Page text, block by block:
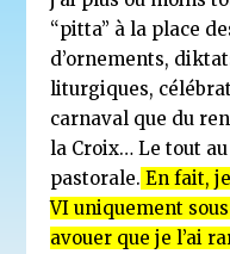
“pitta” à la place
d’ornements,
liturgiques,
carnaval que du
la Croix… Le tout
pastorale. En fait,
VI uniquement sous
avouer que je l’ai